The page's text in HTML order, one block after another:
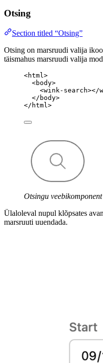
Otsing
Section titled “Otsing”
Otsing on marsruudi valija
täismahus marsruudi valija
<html>
<body>
<wink-search></
</ body>
</ html>
Otsingu veebikomponent
Ülaloleval nupul klõpsates
marsruuti uuendada.